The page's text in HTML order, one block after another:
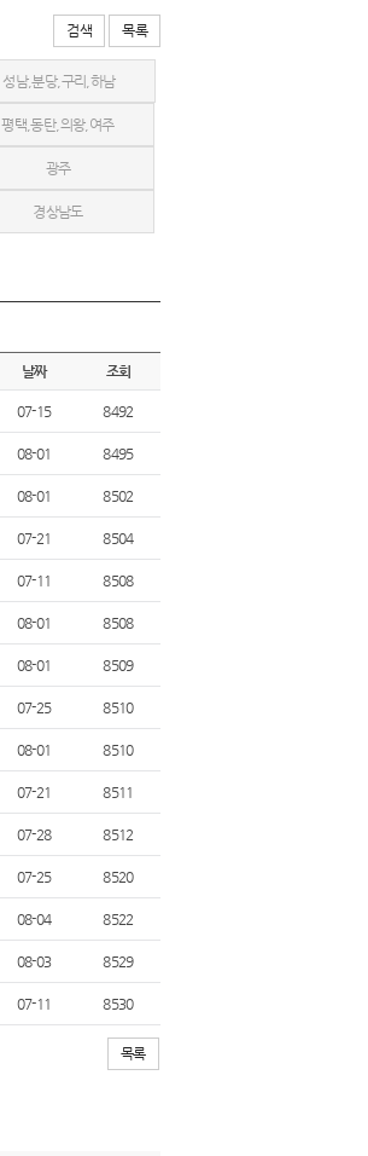
검색 목록
성남,분당,구리,하남
평택,동탄,의왕,여주
광주
경상남도
날짜 조회
07-15 8492
08-01 8495
08-01 8502
07-21 8504
07-11 8508
08-01 8508
08-01 8509
07-25 8510
08-01 8510
07-21 8511
07-28 8512
07-25 8520
08-04 8522
08-03 8529
07-11 8530
목록